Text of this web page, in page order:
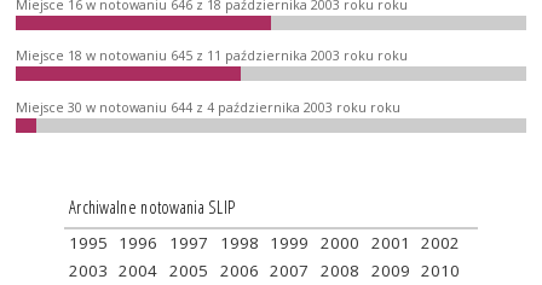
Miejsce 16 w notowaniu 646 z 18 października 2003 roku roku
Miejsce 18 w notowaniu 645 z 11 października 2003 roku roku
Miejsce 30 w notowaniu 644 z 4 października 2003 roku roku
Archiwalne notowania SLIP
1995 1996 1997 1998 1999 2000 2001
2002
2003 2004 2005 2006 2007 2008 2009 2010